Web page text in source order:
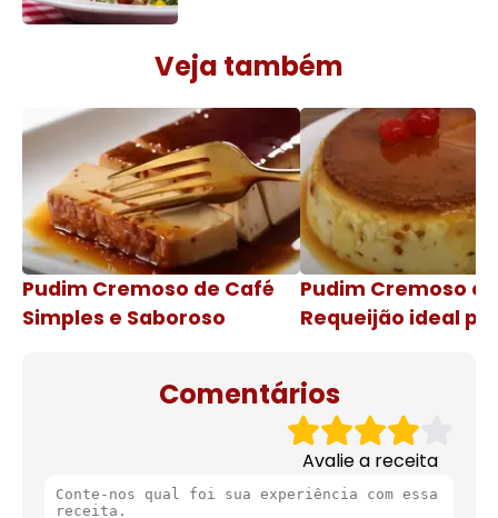
Veja também
Pudim Cremoso de Café
Simples e Saboroso
Pudim Cremoso
Requeijão ideal
Comentários
Avalie a receita